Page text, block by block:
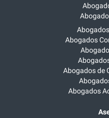
Abogados
Abogados de
Abogados